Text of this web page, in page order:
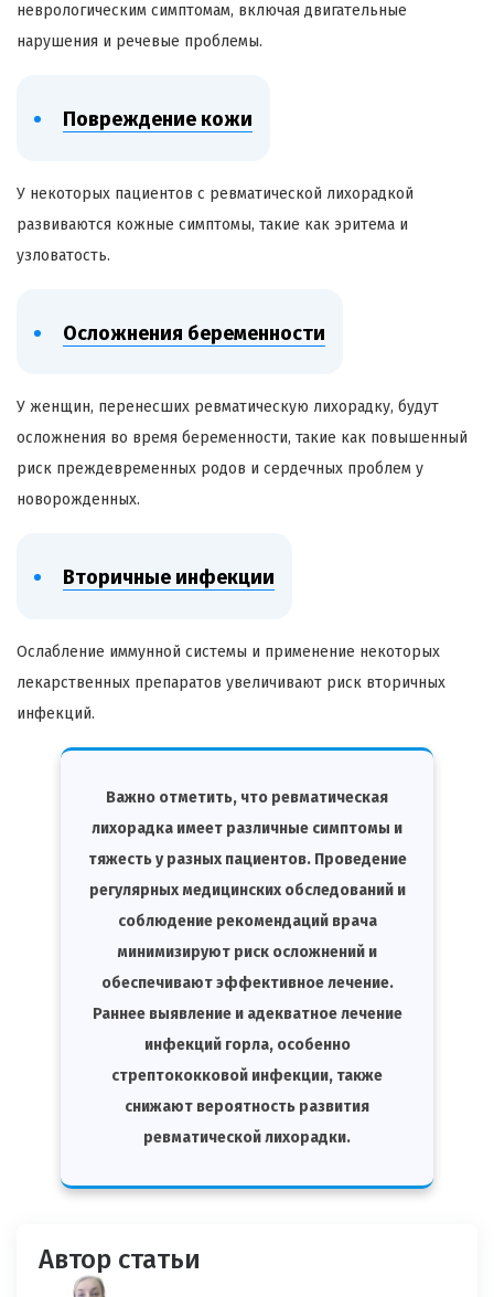
неврологическим симптомам, включая двигательные
нарушения и речевые проблемы.
Повреждение кожи
У некоторых пациентов с ревматической лихорадкой
развиваются кожные симптомы, такие как эритема и
узловатость.
Осложнения беременности
У женщин, перенесших ревматическую лихорадку, будут
осложнения во время беременности, такие как повышенный
риск преждевременных родов и сердечных проблем у
новорожденных.
Вторичные инфекции
Ослабление иммунной системы и применение некоторых
лекарственных препаратов увеличивают риск вторичных
инфекций.
Важно отметить, что ревматическая
лихорадка имеет различные симптомы и
тяжесть у разных пациентов. Проведение
регулярных медицинских обследований и
соблюдение рекомендаций врача
минимизируют риск осложнений и
обеспечивают эффективное лечение.
Раннее выявление и адекватное лечение
инфекций горла, особенно
стрептококковой инфекции, также
снижают вероятность развития
ревматической лихорадки.
Автор статьи